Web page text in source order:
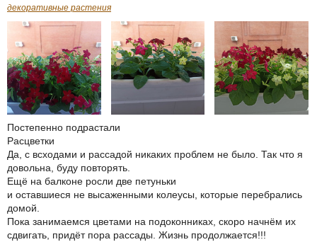
декоративные растения
Постепенно подрастали
Расцветки
Да, с всходами и рассадой никаких проблем не было. Так что я
довольна, буду повторять.
Ещё на балконе росли две петуньки
и оставшиеся не высаженными колеусы, которые перебрались
домой.
Пока занимаемся цветами на подоконниках, скоро начнём их
сдвигать, придёт пора рассады. Жизнь продолжается!!!